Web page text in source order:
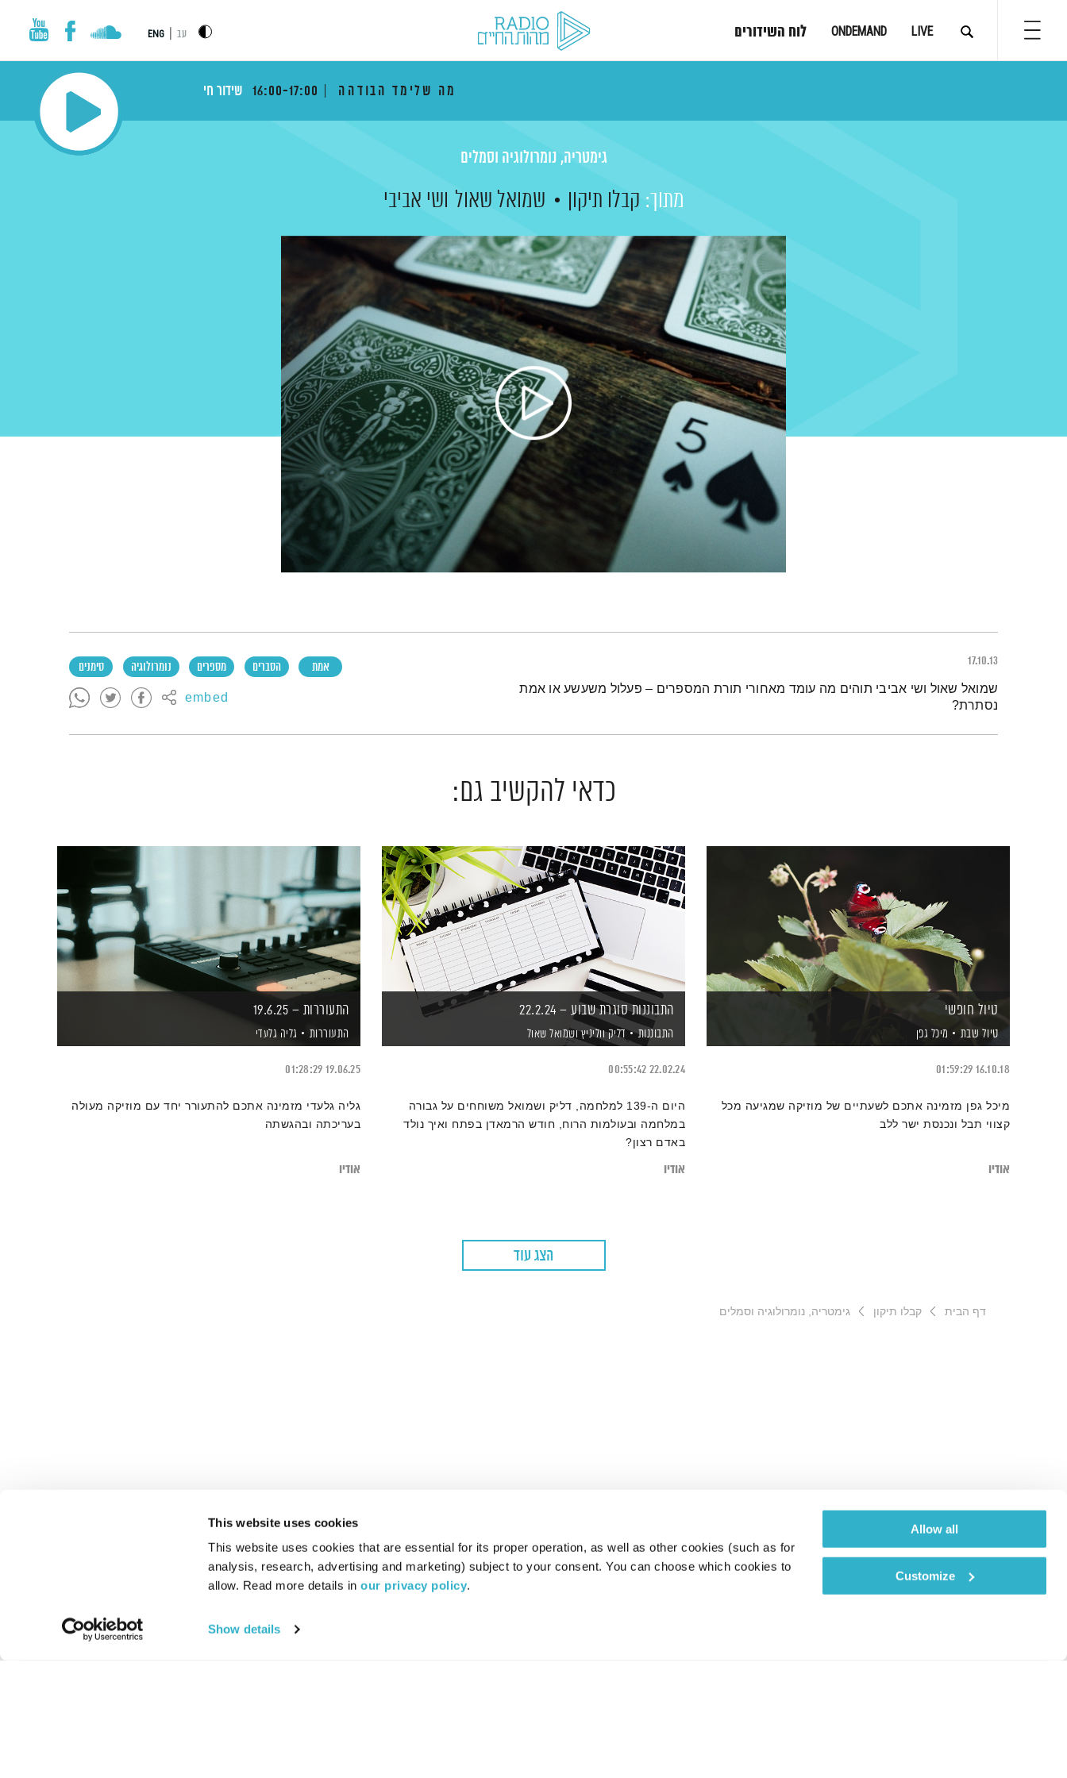
This website uses cookies
This website uses cookies that are essential for its proper operation, as well as other cookies (such as for
analysis, research, advertising and marketing) subject to your consent. You can choose which cookies to
allow. Read more details in our privacy policy.
Show details
Allow all
Customize
LIVE
ONDEMAND לוח השידורים עב ENG
מה שלימד הבודהה 16:00-17:00 שידור חי
גימטריה, נומרולוגיה וסמלים
מתוך: קבלו תיקון שמואל שאול ושי אביבי
17.10.13 אמת הסברים מספרים נומרולוגיה סימנים
embed תמצית הפודקאסט
שמואל שאול ושי אביבי תוהים מה עומד מאחורי תורת המספרים – פעלול משעשע או אמת
נסתרת?
כדאי להקשיב גם:
טיול חופשי
טיול שבת מיכל גפן
16.10.18
01:59:29
מיכל גפן מזמינה אתכם לשעתיים של מוזיקה שמגיעה מכל
קצווי תבל ונכנסת ישר ללב
אודיו
התבוננות סוגרת שבוע – 22.2.24
התבוננות דליק ווליניץושמואל שאול
22.02.24
00:55:42
היום ה-139 למלחמה, דליק ושמואל משוחחים על גבורה
במלחמה ובעולמות הרוח, חודש הרמאדן בפתח ואיך נולד
באדם רצון?
אודיו
התעוררות – 19.6.25
התעוררות גליה גלעדי
19.06.25
01:28:29
גליה גלעדי מזמינה אתכם להתעורר יחד עם מוזיקה מעולה
בעריכתה ובהגשתה
אודיו
הצג עוד
דף הבית קבלו תיקון גימטריה, נומרולוגיה וסמלים